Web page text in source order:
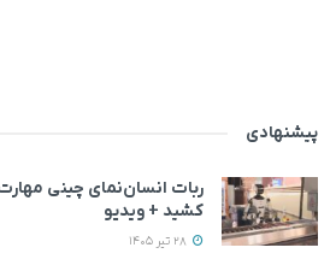
پیشنهادی
ربات انسان‌نمای چینی
کشید + ویدیو